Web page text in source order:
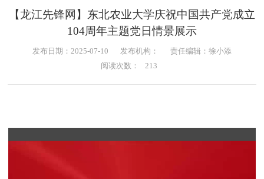
【龙江先锋网】东北农业大学庆祝中国共产党成立
104周年主题党日情景展示
发布日期：2025-07-10 发布机构：
责任编辑：徐小添
阅读次数：
213